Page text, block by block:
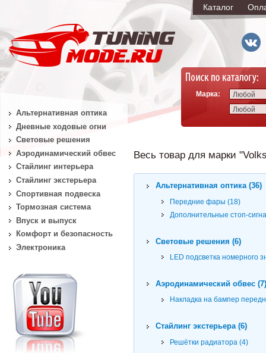
Каталог
Марка:
Любой
Любой
Весь товар для марки
Альтернативная оптика (36)
Передние фары (18)
Дополнительные стоп-
Световые решения (6)
LED подсветка номерного
Аэродинамический обвес
Накладка на бампер
Стайлинг экстерьера (6)
Решётки радиатора (4)
Альтернативная оптика
Дневные ходовые огни
Световые решения
Аэродинамический обвес
Стайлинг интерьера
Стайлинг экстерьера
Спортивная подвеска
Тормозная система
Впуск и выпуск
Комфорт и безопасность
Электроника